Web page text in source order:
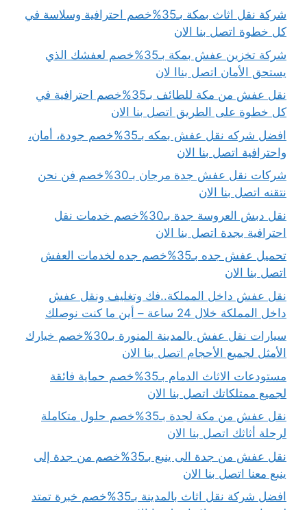
شركة نقل اثاث بمكة بـ35%خصم احترافية وسلاسة في
كل خطوة اتصل بنا الان
شركة تخزين عفش بمكة بـ35%خصم لعفشك الذي
يستحق الأمان اتصل بناا لان
نقل عفش من مكة للطائف بـ35%خصم احترافية في
كل خطوة على الطريق اتصل بنا الان
افضل شركه نقل عفش بمكه بـ35%خصم جودة، أمان،
واحترافية اتصل بنا الان
شركات نقل عفش جدة مرجان بـ30%خصم فن نحن
نتقنه اتصل بنا الان
نقل دبش العروسة جدة بـ30%خصم خدمات نقل
احترافية بجدة اتصل بنا الان
تحميل عفش جده بـ35%خصم جده لخدمات العفش
اتصل بنا الان
نقل عفش داخل المملكة..فك وتغليف ونقل عفش
داخل المملكة خلال 24 ساعة – أين ما كنت نوصلك
سيارات نقل عفش بالمدينة المنورة بـ30%خصم خيارك
الأمثل لجميع الأحجام اتصل بنا الان
مستودعات الاثاث الدمام بـ35%خصم حماية فائقة
لجميع ممتلكاتك اتصل بنا الان
نقل عفش من مكة لجدة بـ35%خصم حلول متكاملة
لرحلة أثاثك اتصل بنا الان
نقل عفش من جدة الى ينبع بـ35%خصم من جدة إلى
ينبع معنا اتصل بنا الان
افضل شركة نقل اثاث بالمدينة بـ35%خصم خبرة تمتد